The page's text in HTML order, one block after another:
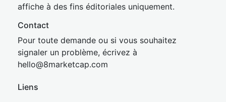
affiche à des fins éditoriales uniquement.
Contact
Pour toute demande ou si vous souhaitez
signaler un problème, écrivez à
hello@8marketcap.com
Liens